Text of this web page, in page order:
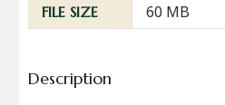
FILE SIZE 60 MB
Description